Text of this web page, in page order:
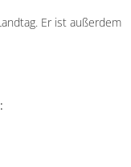
Er ist außerdem